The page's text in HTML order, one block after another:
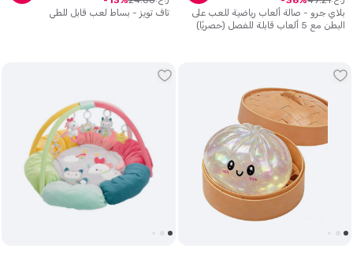
بلاي جرو - صالة ألعاب رياضية للعب على
البطن مع 5 ألعاب قابلة للفصل (حصريًا)
تاف تويز - بساط لعب قابل للطي